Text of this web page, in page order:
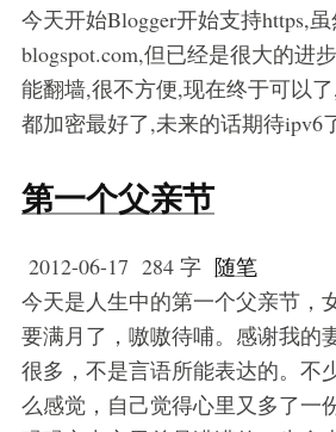
今天开始Blogger开始支持https,
blogspot.com,但已经是很大的进
能翻墙,很不方便,现在终于可以
都加密最好了,未来的话期待ipv6
第一个父亲节
2012-06-17 284 字 随笔
今天是人生中的第一个父亲节，
要满月了，嗷嗷待哺。感谢我的
很多，不是言语所能表达的。不
么感觉，自己觉得心里又多了一